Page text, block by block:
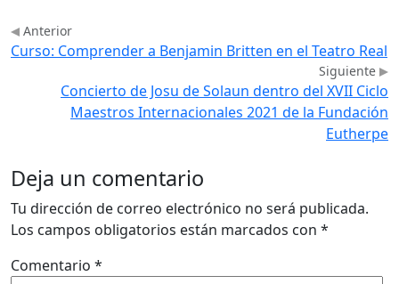
Anterior
Curso: Comprender a Benjamin Britten en el Teatro Real
Siguiente
Concierto de Josu de Solaun dentro del XVII Ciclo
Maestros Internacionales 2021 de la Fundación
Eutherpe
Deja un comentario
Tu dirección de correo electrónico no será publicada.
Los campos obligatorios están marcados con *
Comentario *